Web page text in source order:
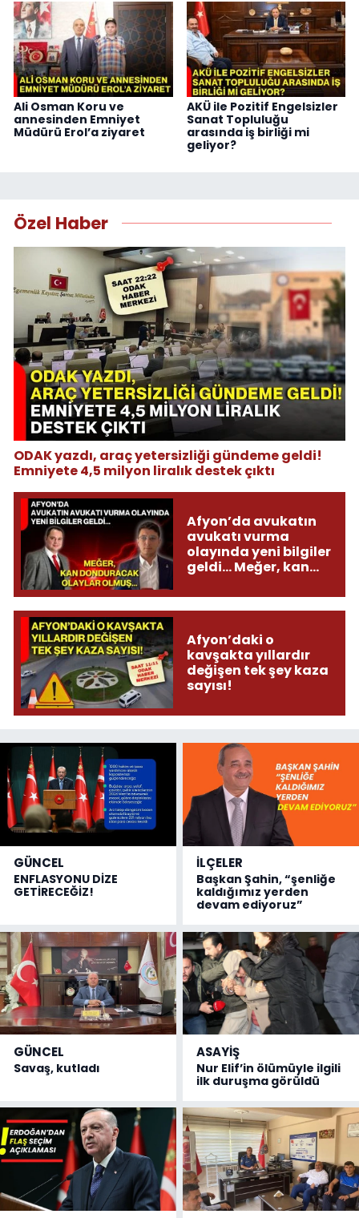
Ali Osman Koru ve
annesinden Emniyet
Müdürü Erol’a ziyaret
AKÜ ile Pozitif Engelsizler
Sanat Topluluğu
arasında iş birliği mi
geliyor?
Özel Haber
ODAK yazdı, araç yetersizliği gündeme geldi!
Emniyete 4,5 milyon liralık destek çıktı
Afyon’da avukatın
avukatı vurma
olayında yeni bilgiler
geldi... Meğer, kan
olmuş...
Afyon’daki o
kavşakta yıllardır
değişen tek şey kaza
sayısı!
GÜNCEL
ENFLASYONU DİZE
GETİRECEĞİZ!
İLÇELER
Başkan Şahin, “şenliğe
kaldığımız yerden
devam ediyoruz”
GÜNCEL
Savaş, kutladı
ASAYİŞ
Nur Elif’in ölümüyle ilgili
ilk duruşma görüldü